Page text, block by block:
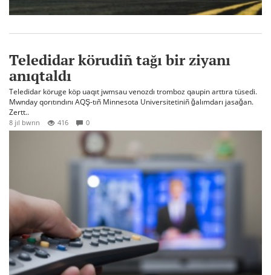
Teledidar körudiñ tağı bir ziyanı
anıqtaldı
Teledidar köruge köp uaqıt jwmsau venozdı tromboz qaupin arttıra tüsedi.
Mwnday qorıtındını AQŞ-tıñ Minnesota Universitetiniñ ğalımdarı jasağan.
Zertt..
8 jıl bwrın 416 0